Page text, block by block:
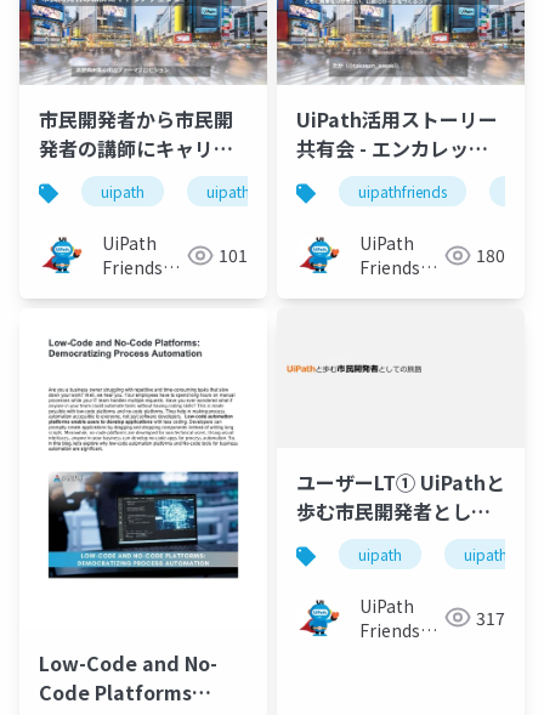
市民開発者から市民開
発者の講師にキャリア
チェンジしました
uipath uipathfriends
UiPath
Friends
101
UiPath活用ストーリー
共有会 - エンカレッジ
オートメーション！
uipathfriends
UiPath
Friends
180
Low-Code and No-
Code Platforms
ユーザーLT① UiPathと
歩む市民開発者として
の旅路uipath
UiPath
Friends
317